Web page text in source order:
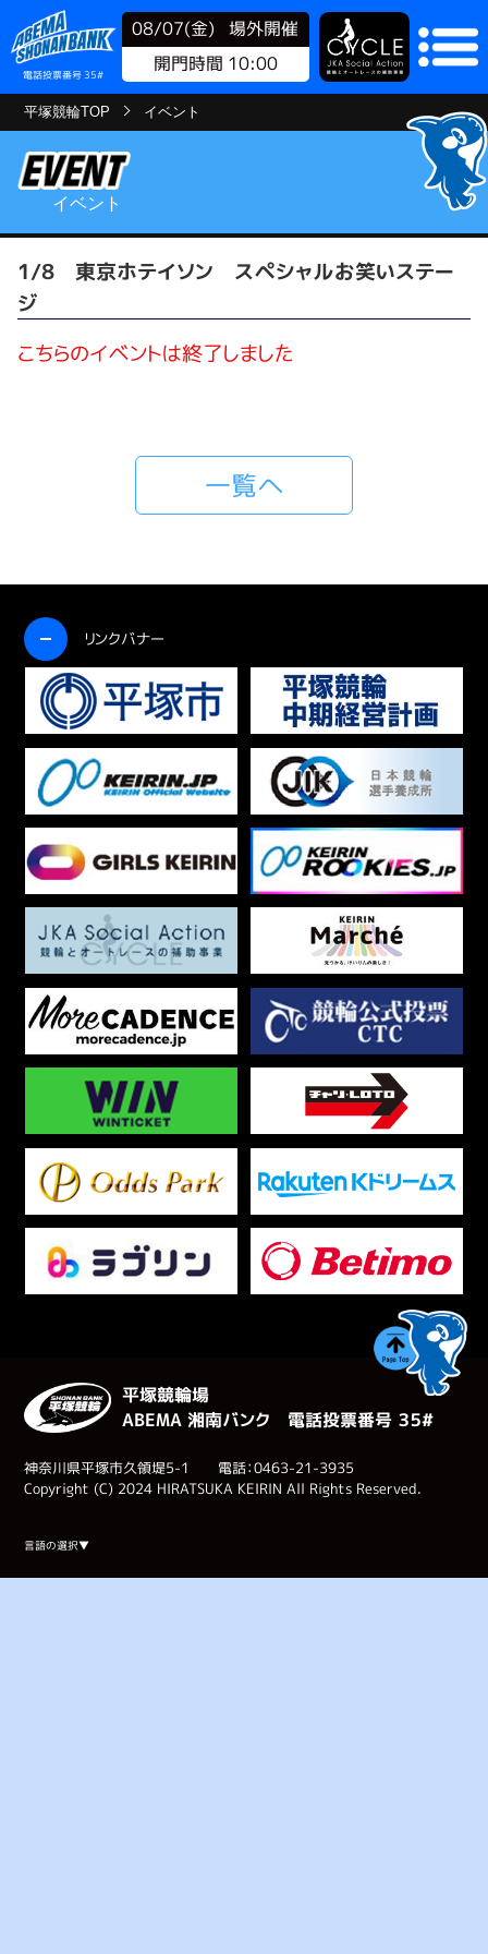
電話投票番号 35#
08/07(金)
場外開催
開門時間 10:00
平塚競輪TOP イベント
イベント
1/8 東京ホテイソン スペシャルお笑いステー
ジ
こちらのイベントは終了しました
一覧へ
リンクバナー
開く
平塚競輪場
ABEMA 湘南バンク 電話投票番号 ３５#
神奈川県平塚市久領堤5-1 電話：0463-21-3935
Copyright (C) 2024 HIRATSUKA KEIRIN All Rights Reserved.
言語の選択▼
Select Language